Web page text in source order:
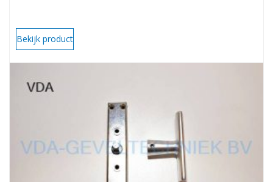
Bekijk product